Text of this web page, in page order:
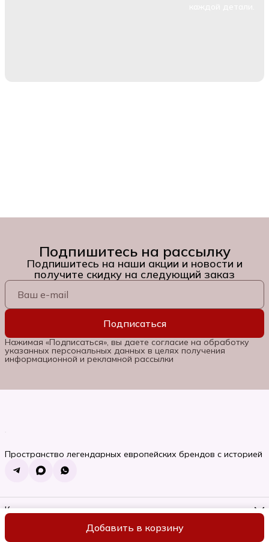
Добавить в корзину
Подпишитесь на рассылку
Подпишитесь на наши акции и новости и
получите скидку на следующий заказ
Подписаться
Нажимая «Подписаться», вы даете согласие на обработку
указанных персональных данных в целях получения
информационной и рекламной рассылки
Пространство легендарных европейских брендов с историей
Контакты